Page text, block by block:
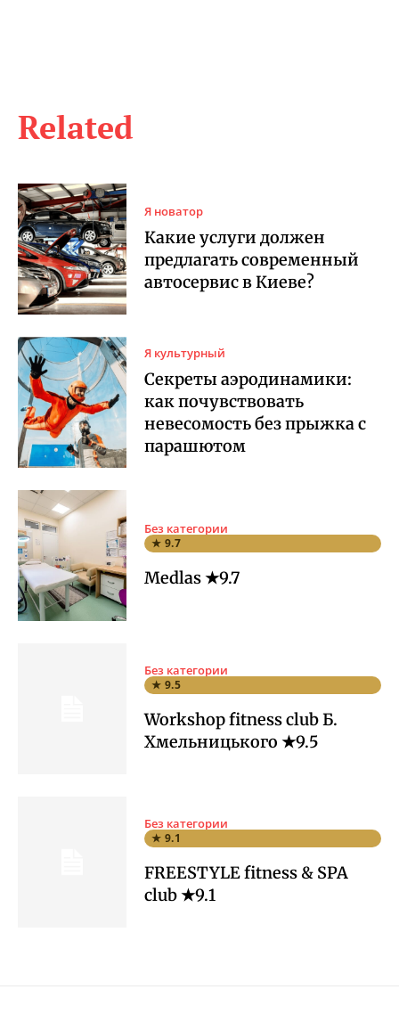
Related
Я новатор
Какие услуги должен
предлагать современный
автосервис в Киеве?
Я культурный
Секреты аэродинамики:
как почувствовать
невесомость без прыжка с
парашютом
Без категории
★ 9.7
Medlas ★9.7
Без категории
★ 9.5
Workshop fitness club Б.
Хмельницького ★9.5
Без категории
★ 9.1
FREESTYLE fitness & SPA
club ★9.1